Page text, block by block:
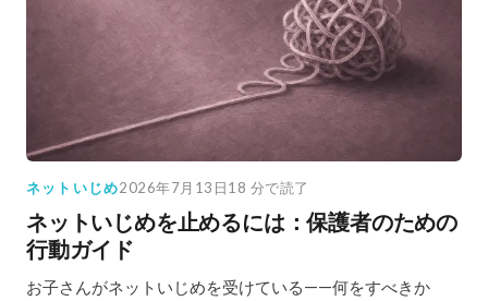
ネットいじめ2026年7月13日18 分で読了
ネットいじめを止めるには：保護者のための
行動ガイド
お子さんがネットいじめを受けている——何をすべきか